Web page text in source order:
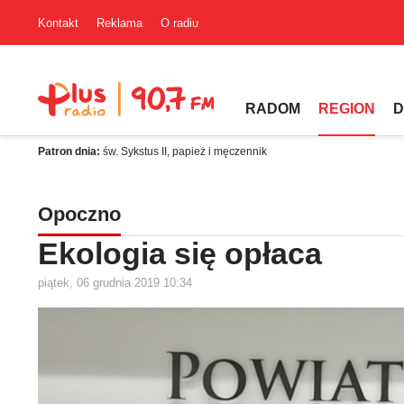
Kontakt Reklama O radiu
RADOM REGION
Patron dnia: św. Sykstus II, papież i męczennik
Opoczno
Ekologia się opłaca
piątek, 06 grudnia 2019 10:34